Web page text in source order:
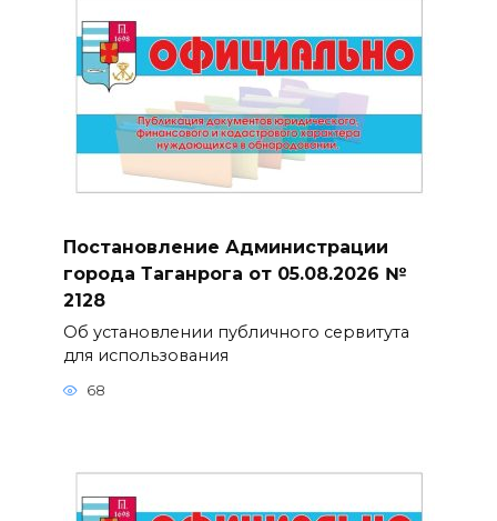
Постановление Администрации
города Таганрога от 05.08.2026 №
2128
Об установлении публичного сервитута
для использования
68